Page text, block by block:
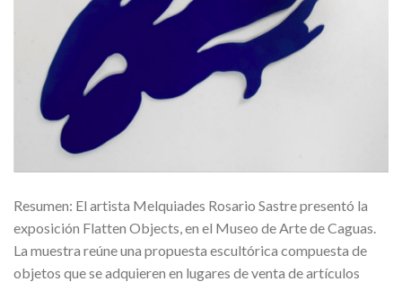
Resumen: El artista Melquiades Rosario Sastre presentó la
exposición Flatten Objects, en el Museo de Arte de Caguas.
La muestra reúne una propuesta escultórica compuesta de
objetos que se adquieren en lugares de venta de artículos